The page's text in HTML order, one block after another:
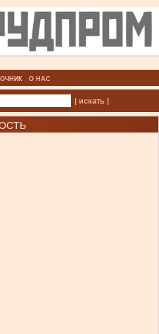
О НАС
| искать |